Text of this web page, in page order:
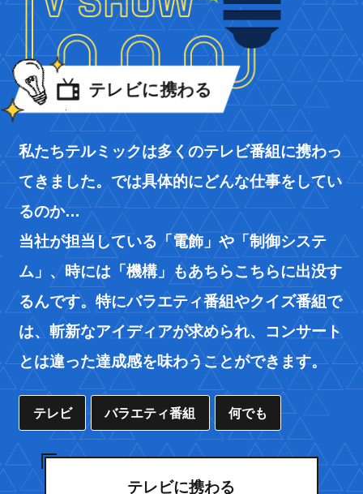
テレビに携わる
私たちテルミックは多くのテレビ番組に携わっ
てきました。では具体的にどんな仕事をしてい
るのか…
当社が担当している「電飾」や「制御システ
ム」、時には「機構」もあちらこちらに出没す
るんです。特にバラエティ番組やクイズ番組で
は、斬新なアイディアが求められ、コンサート
とは違った達成感を味わうことができます。
テレビ バラエティ番組 何でも
テレビに携わる